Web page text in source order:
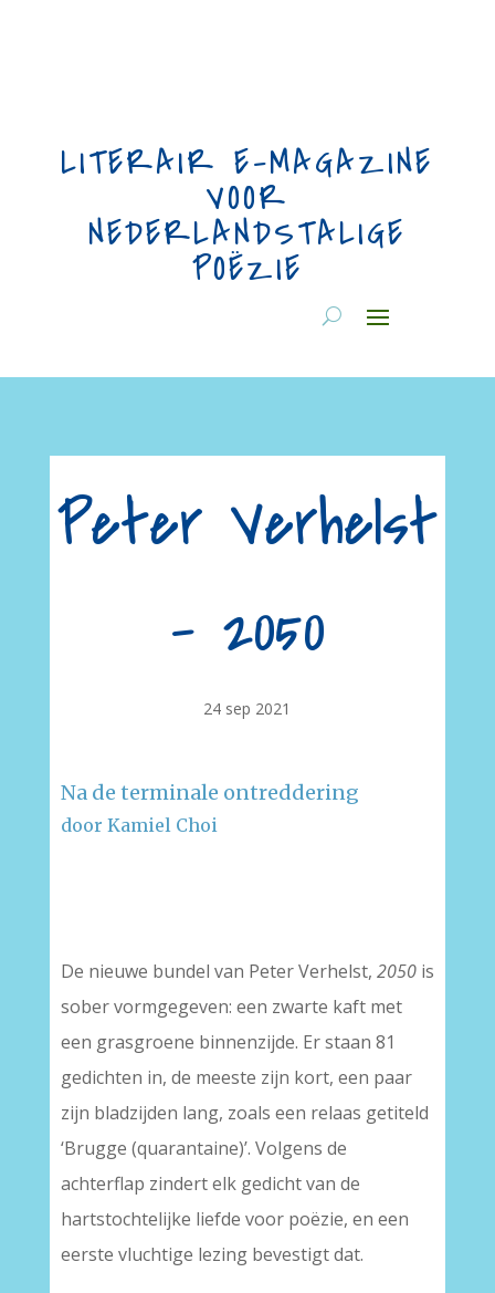
LITERAIR E-MAGAZINE
VOOR
NEDERLANDSTALIGE
POËZIE
Peter Verhelst
– 2050
24 sep 2021
Na de terminale ontreddering
door Kamiel Choi
De nieuwe bundel van Peter Verhelst, 2050is
sober vormgegeven: een zwarte kaft met
een grasgroene binnenzijde. Er staan 81
gedichten in, de meeste zijn kort, een paar
zijn bladzijden lang, zoals een relaas getiteld
‘Brugge (quarantaine)’. Volgens de
achterflap zindert elk gedicht van de
hartstochtelijke liefde voor poëzie, en een
eerste vluchtige lezing bevestigt dat.